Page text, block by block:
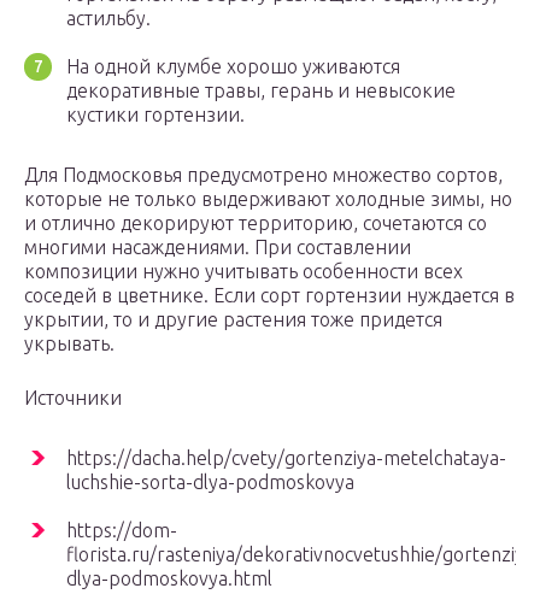
астильбу.
На одной клумбе хорошо уживаются
декоративные травы, герань и невысокие
кустики гортензии.
Для Подмосковья предусмотрено множество сортов,
которые не только выдерживают холодные зимы, но
и отлично декорируют территорию, сочетаются со
многими насаждениями. При составлении
композиции нужно учитывать особенности всех
соседей в цветнике. Если сорт гортензии нуждается в
укрытии, то и другие растения тоже придется
укрывать.
Источники
https://dacha.help/cvety/gortenziya-metelchataya-
luchshie-sorta-dlya-podmoskovya
https://dom-
florista.ru/rasteniya/dekorativnocvetushhie/
dlya-podmoskovya.html